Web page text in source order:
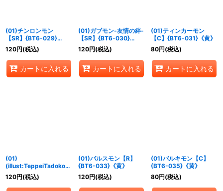
(01)チンロンモン
【SR】{BT6-029}
《青》
120円(税込)
カートに入れる
(01)ガブモン-友情の絆-
【SR】{BT6-030}
《青》
120円(税込)
カートに入れる
(01)ティンカーモン
【C】{BT6-031}《黄》
80円(税込)
カートに入れる
(01)
(illust:TeppeiTadokoro
)バクモン【C】{BT6-
032}《黄》
120円(税込)
(01)パルスモン【R】
{BT6-033}《黄》
120円(税込)
(01)バルキモン【C】
{BT6-035}《黄》
80円(税込)